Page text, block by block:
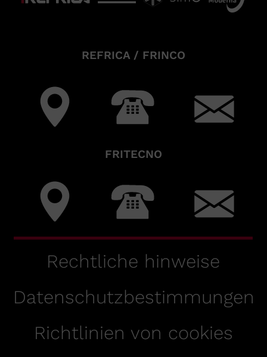
Rechtliche hinweise
Richtlinien von cookies
Datenschutzbestimmungen
REFRICA / FRINCO
FRITECNO